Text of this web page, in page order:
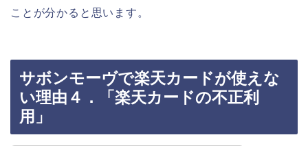
ことが分かると思います。
サボンモーヴで楽天カードが使えな
い理由４．「楽天カードの不正利
用」